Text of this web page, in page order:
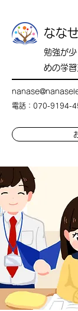
なな
勉強が
めの学
電話：070-9194-